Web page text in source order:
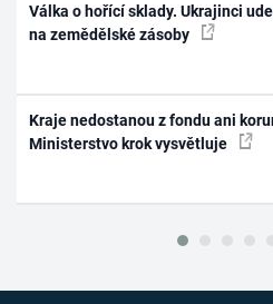
Válka o hořící sklady. Ukrajinci
na zemědělské zásoby
Kraje nedostanou z fondu ani
Ministerstvo krok vysvětluje